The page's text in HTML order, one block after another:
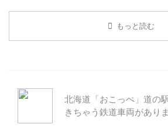
モール
アウト
もっと読む
北海道「おこっぺ」道の
きちゃう鉄道車両があり